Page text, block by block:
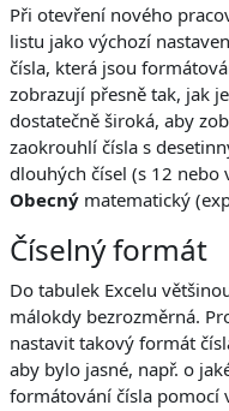
Při otevření nového
listu jako výchozí
čísla, která jsou
zobrazují přesně tak, jak
dostatečně široká, aby
zaokrouhlí čísla s
dlouhých čísel (s 12 nebo
Obecný matematický
Číselný formát
Do tabulek Excelu
málokdy bezrozměrná.
nastavit takový formát
aby bylo jasné, např. o
formátování čísla pomocí